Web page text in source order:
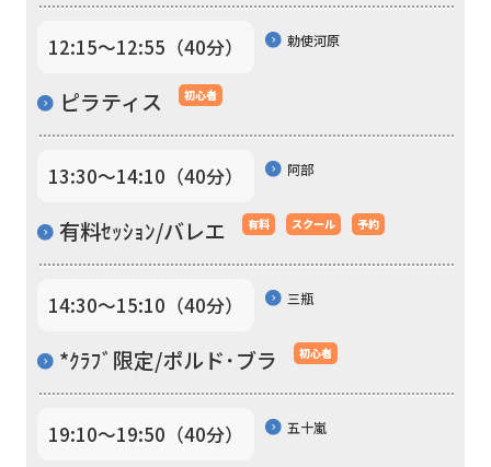
12:15〜12:55（40分） 勅使河原
ピラティス 初心者
13:30〜14:10（40分） 阿部
有料ｾｯｼｮﾝ/バレエ 有料 スクール 予約
14:30〜15:10（40分） 三瓶
*ｸﾗﾌﾞ限定/ポルド･ブラ 初心者
19:10〜19:50（40分） 五十嵐
the
link
automatic
to
return
to
top
page.
However,